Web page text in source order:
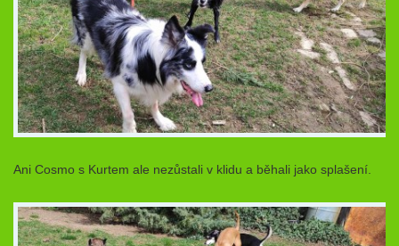
Ani Cosmo s Kurtem ale nezůstali v klidu a běhali jako splašení.